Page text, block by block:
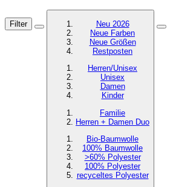
Filter
Neu 2026
Neue Farben
Neue Größen
Restposten
Herren/Unisex
Unisex
Damen
Kinder
Familie
Herren + Damen Duo
Bio-Baumwolle
100% Baumwolle
>60% Polyester
100% Polyester
recyceltes Polyester